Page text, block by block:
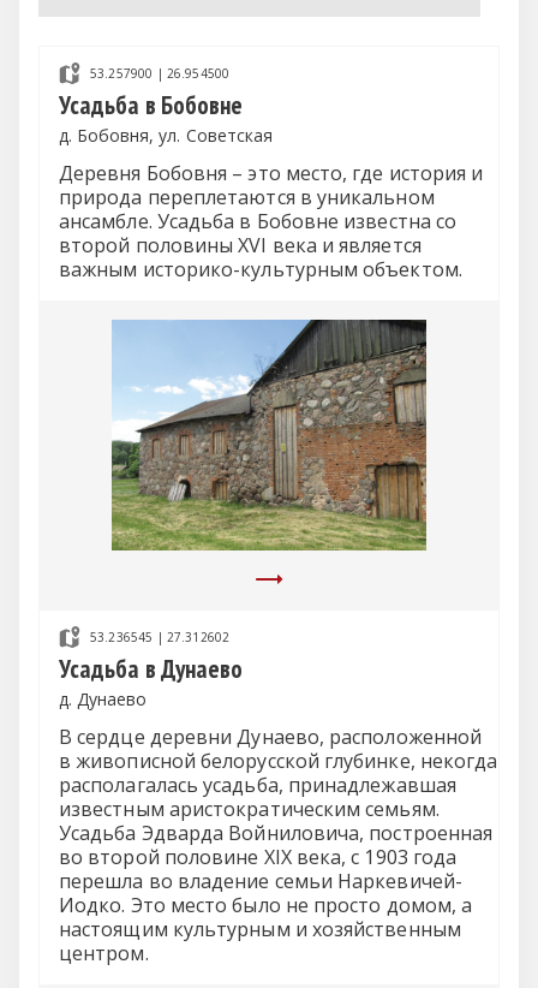
53.257900 | 26.954500
Усадьба в Бобовне
д. Бобовня, ул. Советская
Деревня Бобовня – это место, где история и
природа переплетаются в уникальном
ансамбле. Усадьба в Бобовне известна со
второй половины XVI века и является
важным историко-культурным объектом.
53.236545 | 27.312602
Усадьба в Дунаево
д. Дунаево
В сердце деревни Дунаево, расположенной
в живописной белорусской глубинке, некогда
располагалась усадьба, принадлежавшая
известным аристократическим семьям.
Усадьба Эдварда Войниловича, построенная
во второй половине XIX века, с 1903 года
перешла во владение семьи Наркевичей-
Иодко. Это место было не просто домом, а
настоящим культурным и хозяйственным
центром.